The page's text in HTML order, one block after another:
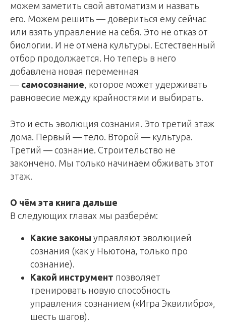
можем заметить свой автоматизм и назвать
его. Можем решить — довериться ему сейчас
или взять управление на себя. Это не отказ от
биологии. И не отмена культуры. Естественный
отбор продолжается. Но теперь в него
добавлена новая переменная
— самосознание, которое может удерживать
равновесие между крайностями и выбирать.
Это и есть эволюция сознания. Это третий этаж
дома. Первый — тело. Второй — культура.
Третий — сознание. Строительство не
закончено. Мы только начинаем обживать этот
этаж.
О чём эта книга дальше
В следующих главах мы разберём:
Какие законы управляют эволюцией
сознания (как у Ньютона, только про
сознание).
Какой инструмент позволяет
тренировать новую способность
управления сознанием («Игра Эквилибро»,
шесть шагов).